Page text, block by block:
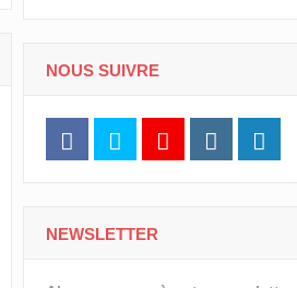
NOUS SUIVRE
NEWSLETTER